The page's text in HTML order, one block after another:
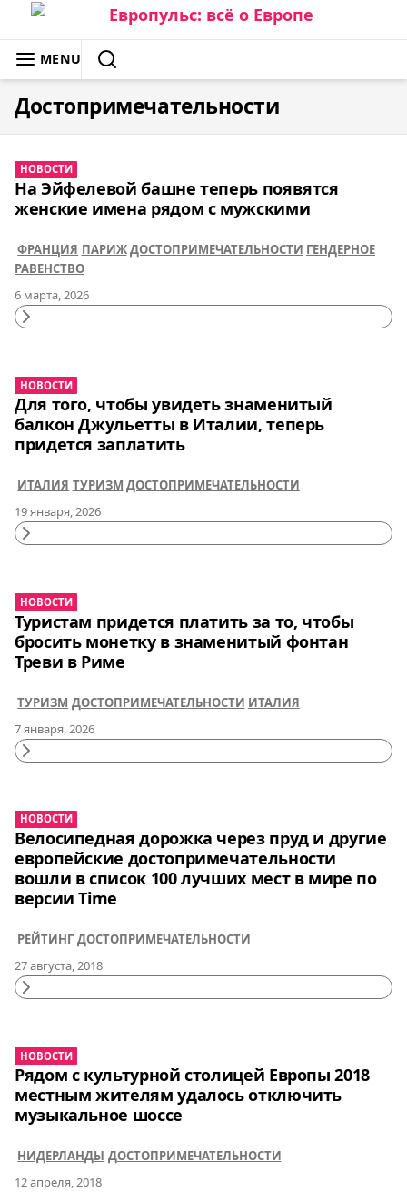
Skip
to
content
ЕВРОПУЛЬС: ВСЁ О ЕВРОПЕ
MENU
Достопримечательности
НОВОСТИ
На Эйфелевой башне теперь появятся
женские имена рядом с мужскими
ФРАНЦИЯ ПАРИЖДОСТОПРИМЕЧАТЕЛЬНОСТИ ГЕНДЕРНОЕ
РАВЕНСТВО
6 марта, 2026
Continue
НОВОСТИ
Для того, чтобы увидеть знаменитый
балкон Джульетты в Италии, теперь
придется заплатить
ИТАЛИЯ ТУРИЗМ ДОСТОПРИМЕЧАТЕЛЬНОСТИ
19 января, 2026
Continue
НОВОСТИ
Туристам придется платить за то, чтобы
бросить монетку в знаменитый фонтан
Треви в Риме
ТУРИЗМ ДОСТОПРИМЕЧАТЕЛЬНОСТИ ИТАЛИЯ
7 января, 2026
Continue
НОВОСТИ
Велосипедная дорожка через пруд и другие
европейские достопримечательности
вошли в список 100 лучших мест в мире по
версии Time
РЕЙТИНГ ДОСТОПРИМЕЧАТЕЛЬНОСТИ
27 августа, 2018
Continue
НОВОСТИ
Рядом с культурной столицей Европы 2018
местным жителям удалось отключить
музыкальное шоссе
НИДЕРЛАНДЫ ДОСТОПРИМЕЧАТЕЛЬНОСТИ
12 апреля, 2018